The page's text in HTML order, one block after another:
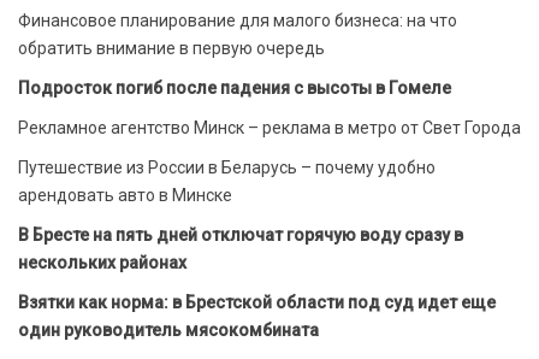
Финансовое планирование для малого бизнеса: на что
обратить внимание в первую очередь
Подросток погиб после падения с высоты в Гомеле
Рекламное агентство Минск – реклама в метро от Свет Города
Путешествие из России в Беларусь – почему удобно
арендовать авто в Минске
В Бресте на пять дней отключат горячую воду сразу в
нескольких районах
Взятки как норма: в Брестской области под суд идет еще
один руководитель мясокомбината